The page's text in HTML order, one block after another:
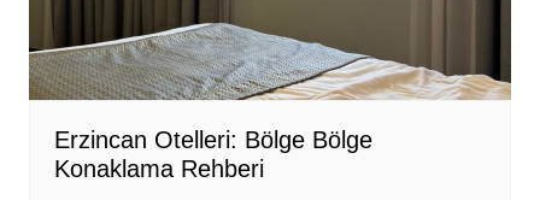
Erzincan Otelleri: Bölge Bölge
Konaklama Rehberi